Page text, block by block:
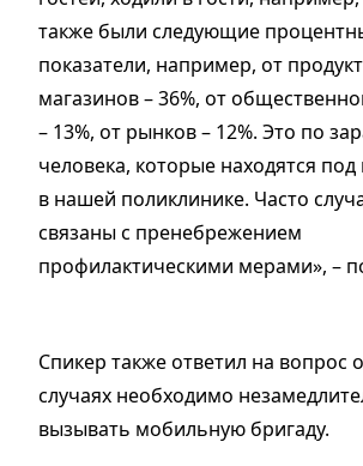
также были следующие
показатели, например, от
магазинов – 36%, от
– 13%, от рынков – 12%. Это по
человека, которые находятся
в нашей поликлинике. Часто
связаны с пренебрежением
профилактическими мерами», –
Спикер также ответил на вопрос
случаях необходимо
вызывать мобильную бригаду.